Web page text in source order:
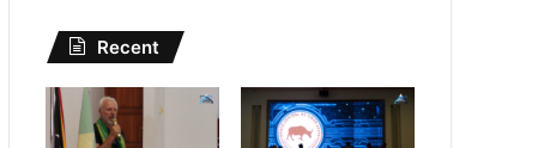
Recent